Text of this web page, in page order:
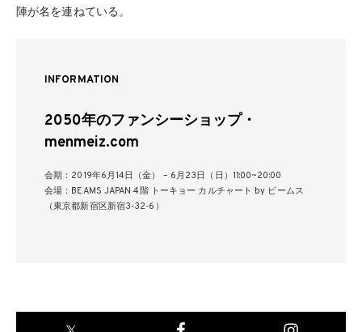
陣が名を連ねている。
INFORMATION
2050年のファンシーショップ・
menmeiz.com
会期：2019年6月14日（金） – 6月23日（日）11:00~20:00
会場：BEAMS JAPAN 4階 トーキョー カルチャート by ビームス
（東京都新宿区新宿3-32-6）